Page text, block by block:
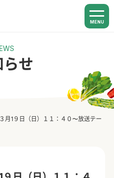
MENU
らせ
月1９日（日）１１：４０〜放送テー